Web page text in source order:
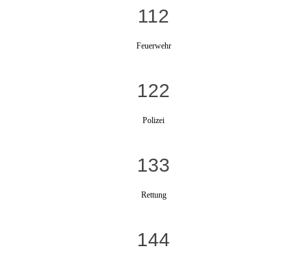
112
Feuerwehr
122
Polizei
133
Rettung
144